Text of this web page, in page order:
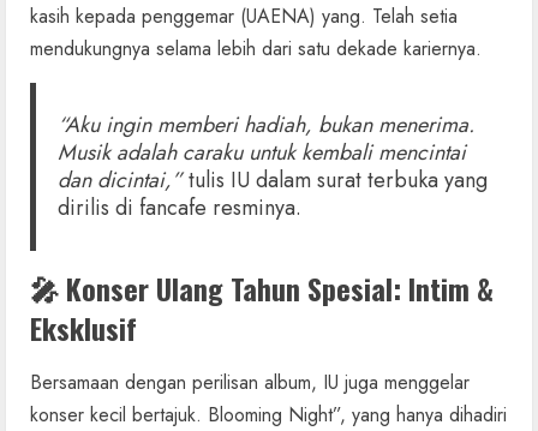
kasih kepada penggemar (UAENA) yang. Telah setia
mendukungnya selama lebih dari satu dekade kariernya.
“Aku ingin memberi hadiah, bukan menerima.
Musik adalah caraku untuk kembali mencintai
dan dicintai,”tulis IU dalam surat terbuka yang
dirilis di fancafe resminya.
🎤 Konser Ulang Tahun Spesial: Intim &
Eksklusif
Bersamaan dengan perilisan album, IU juga menggelar
konser kecil bertajuk. Blooming Night”, yang hanya dihadiri